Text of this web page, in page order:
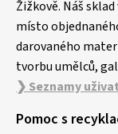
Žižkově. Náš
místo
darovaného
tvorbu umělců,
❯ Seznamy
Pomoc s